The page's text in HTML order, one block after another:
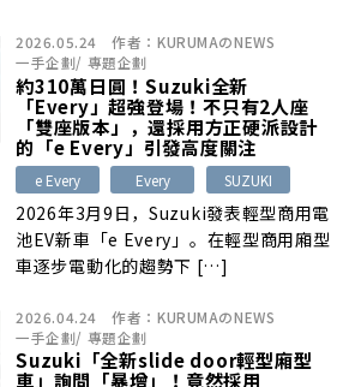
2026.05.24 作者： KURUMAのNEWS
一手企劃/ 專題企劃
約310萬日圓！Suzuki全新
「Every」超強登場！不只有2人座
「雙座版本」，還採用方正硬派設計
的「e Every」引發高度關注
e Every Every SUZUKI
2026年3月9日，Suzuki發表輕型商用電
池EV新車「e Every」。在輕型商用廂型
車逐步電動化的趨勢下 […]
2026.04.24 作者： KURUMAのNEWS
一手企劃/ 專題企劃
Suzuki「全新slide door輕型廂型
車」詢問「暴增」！竟然採用